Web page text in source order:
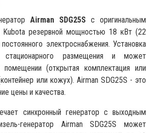
Airman SDG25S с оригинальным
Kubota резервной мощностью 18 кВт (22
электроснабжения. Установка
стационарного размещения и может
помещении (открытая комплектация или
или кожух). Airman SDG25S - это
цены и качества.
синхронный генератор с выходным
генератор Airman SDG25S может